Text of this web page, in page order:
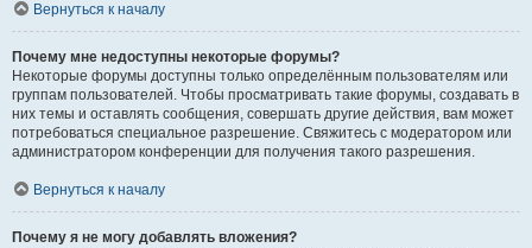
Вернуться к началу
Почему мне недоступны некоторые форумы?
Некоторые форумы доступны только определённым пользователям или
группам пользователей. Чтобы просматривать такие форумы, создавать в
них темы и оставлять сообщения, совершать другие действия, вам может
потребоваться специальное разрешение. Свяжитесь с модератором или
администратором конференции для получения такого разрешения.
Вернуться к началу
Почему я не могу добавлять вложения?